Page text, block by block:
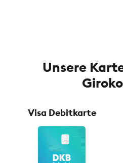
Unsere
Visa Debitkarte